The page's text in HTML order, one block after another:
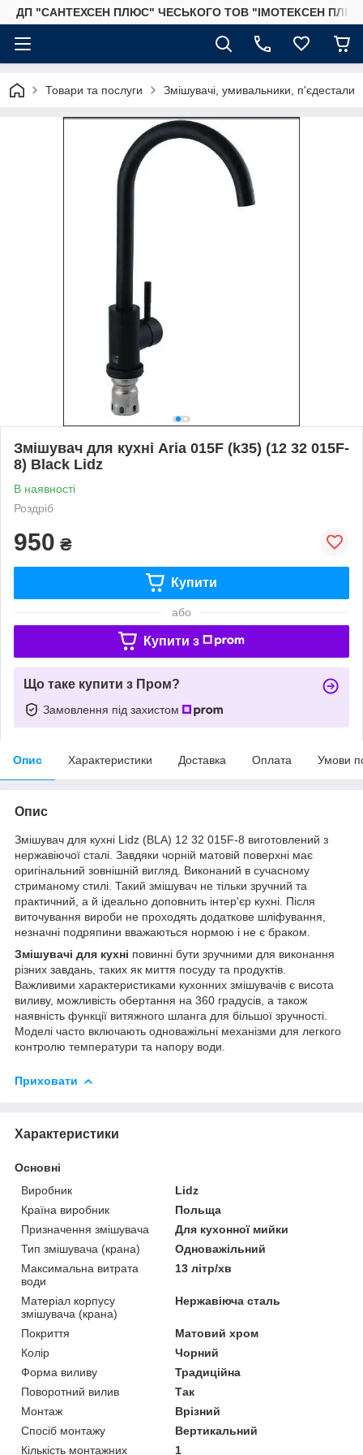
ДП "САНТЕХСЕН ПЛЮС" ЧЕСЬКОГО ТОВ "ІМОТЕКСЕН
Товари та послуги Змішувачі, умивальники, п'єдестали
Змішувач для кухні Aria 015F (k35) (12 32 015F-
8) Black Lidz
В наявності
Роздріб
950 ₴
Купити
або
Купити з
Що таке купити з Пром?
Замовлення під захистом
Опис Характеристики Доставка Оплата Умови
Опис
Змішувач для кухні Lidz (BLA) 12 32 015F-8 виготовлений з
нержавіючої сталі. Завдяки чорній матовій поверхні має
оригінальний зовнішній вигляд. Виконаний в сучасному
стриманому стилі. Такий змішувач не тільки зручний та
практичний, а й ідеально доповнить інтер'єр кухні. Після
виточування вироби не проходять додаткове шліфування,
незначні подряпини вважаються нормою і не є браком.
Змішувачі для кухні повинні бути зручними для виконання
різних завдань, таких як миття посуду та продуктів.
Важливими характеристиками кухонних змішувачів є висота
виливу, можливість обертання на 360 градусів, а також
наявність функції витяжного шланга для більшої зручності.
Моделі часто включають одноважільні механізми для легкого
контролю температури та напору води.
Приховати
Характеристики
Основні
Виробник
Lidz
Країна виробник
Польща
Призначення змішувача
Для кухонної мийки
Тип змішувача (крана)
Одноважільний
Максимальна витрата
води
13 літр/хв
Матеріал корпусу
змішувача (крана)
Нержавіюча сталь
Покриття
Матовий хром
Колір
Чорний
Форма виливу
Традиційна
Поворотний вилив
Так
Монтаж
Врізний
Спосіб монтажу
Вертикальний
Кількість монтажних
1